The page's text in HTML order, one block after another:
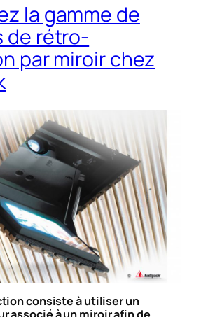
la gamme de
de rétro-
par miroir chez
consiste à utiliser un